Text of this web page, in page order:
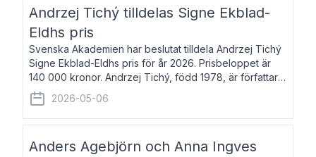
Andrzej Tichý tilldelas Signe Ekblad-
Eldhs pris
Svenska Akademien har beslutat tilldela Andrzej Tichý
Signe Ekblad-Eldhs pris för år 2026. Prisbeloppet är
140 000 kronor. Andrzej Tichý, född 1978, är författare
och kulturskribent. Han debuterade 2005 med den
lovordade romanen Sex liter l
2026-05-06
Anders Agebjörn och Anna Ingves